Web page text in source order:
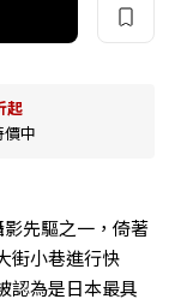
起
價中
先驅之一，倚著
街小巷進行快
認為是日本最具